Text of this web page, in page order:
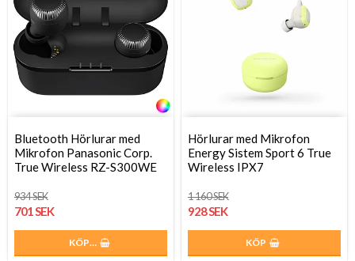
Bluetooth Hörlurar med
Mikrofon Panasonic Corp.
True Wireless RZ-S300WE
934 SEK
701 SEK
KÖP…
Hörlurar med Mikrofon
Energy Sistem Sport 6 True
Wireless IPX7
1 160 SEK
928 SEK
KÖP